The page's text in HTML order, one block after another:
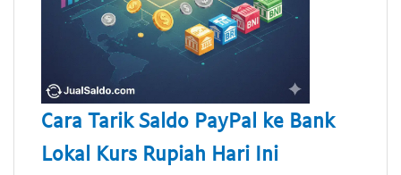
Cara Tarik Saldo PayPal ke Bank
Lokal Kurs Rupiah Hari Ini